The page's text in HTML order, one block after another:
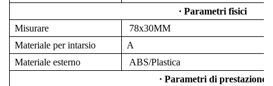
· Parametri fisici
Misurare
78x30MM
Materiale per intarsio
A
Materiale esterno
ABS/Plastica
· Parametri di prestazione